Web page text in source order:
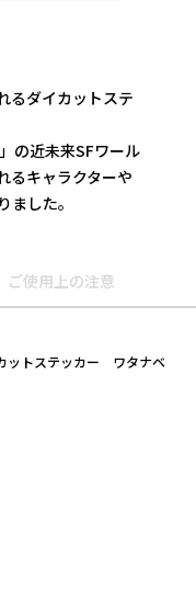
るダイカットステ
の近未来SFワール
るキャラクターや
した。
ご使用上の注意
ットステッカー ワタナベ